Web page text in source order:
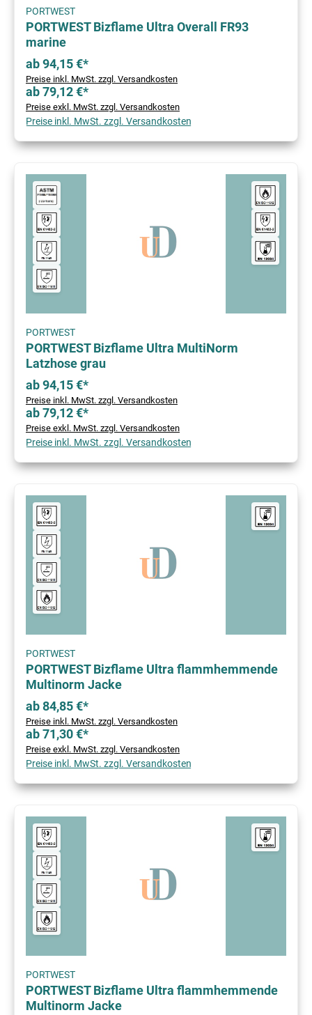
PORTWEST
PORTWEST Bizflame Ultra Overall FR93
marine
ab 94,15 €*
Preise inkl. MwSt. zzgl. Versandkosten
ab 79,12 €*
Preise exkl. MwSt. zzgl. Versandkosten
Preise inkl. MwSt. zzgl. Versandkosten
PORTWEST
PORTWEST Bizflame Ultra MultiNorm
Latzhose grau
ab 94,15 €*
Preise inkl. MwSt. zzgl. Versandkosten
ab 79,12 €*
Preise exkl. MwSt. zzgl. Versandkosten
Preise inkl. MwSt. zzgl. Versandkosten
PORTWEST
PORTWEST Bizflame Ultra flammhemmende
Multinorm Jacke
ab 84,85 €*
Preise inkl. MwSt. zzgl. Versandkosten
ab 71,30 €*
Preise exkl. MwSt. zzgl. Versandkosten
Preise inkl. MwSt. zzgl. Versandkosten
PORTWEST
PORTWEST Bizflame Ultra flammhemmende
Multinorm Jacke